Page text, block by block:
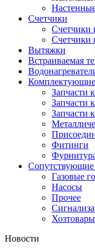
Счетчики
Счетчики
Счетчики
Вытяжки
Встраиваемая
Комплектующие
Запчасти
Запчасти
Запчасти
Фитинги
Сопутствующие
Газовые
Насосы
Прочее
Хозтовары
Новости